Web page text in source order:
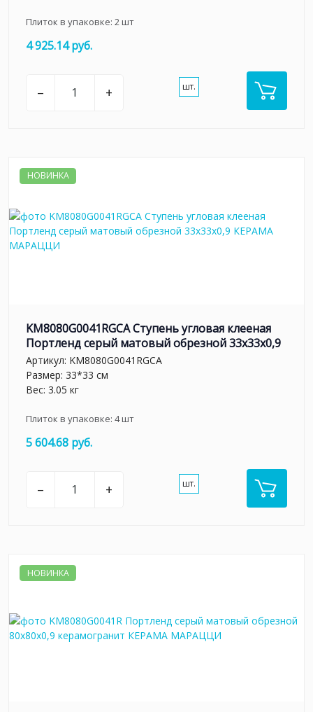
Плиток в упаковке: 2шт
4 925.14 руб.
– + шт.
НОВИНКА
KM8080G0041RGCA Ступень угловая клееная
Портленд серый матовый обрезной 33x33x0,9
Артикул: KM8080G0041RGCA
Размер: 33*33 см
Вес: 3.05 кг
Плиток в упаковке: 4шт
5 604.68 руб.
– + шт.
НОВИНКА